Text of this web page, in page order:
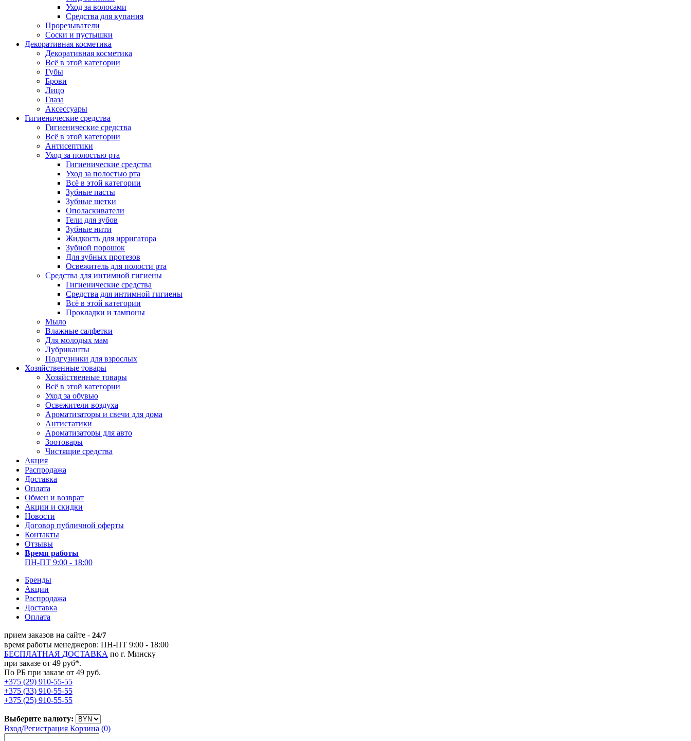
Уход за волосами
Средства для купания
Прорезыватели
Соски и пустышки
Декоративная косметика
Декоративная косметика
Всё в этой категории
Губы
Брови
Лицо
Глаза
Аксессуары
Гигиенические средства
Гигиенические средства
Всё в этой категории
Антисептики
Уход за полостью рта
Гигиенические средства
Уход за полостью рта
Всё в этой категории
Зубные пасты
Зубные щетки
Ополаскиватели
Гели для зубов
Зубные нити
Жидкость для ирригатора
Зубной порошок
Для зубных протезов
Освежитель для полости рта
Средства для интимной гигиены
Гигиенические средства
Средства для интимной гигиены
Всё в этой категории
Прокладки и тампоны
Мыло
Влажные салфетки
Для молодых мам
Лубриканты
Подгузники для взрослых
Хозяйственные товары
Хозяйственные товары
Всё в этой категории
Уход за обувью
Освежители воздуха
Ароматизаторы и свечи для дома
Антистатики
Ароматизаторы для авто
Зоотовары
Чистящие средства
Акция
Распродажа
Доставка
Оплата
Обмен и возврат
Акции и скидки
Новости
Договор публичной оферты
Контакты
Отзывы
Время работы
ПН-ПТ 9:00 - 18:00
Бренды
Акции
Распродажа
Доставка
Оплата
прием заказов на сайте - 24/7
время работы менеджеров: ПН-ПТ 9:00 - 18:00
БЕСПЛАТНАЯ ДОСТАВКА по г. Минску
при заказе от 49 руб*.
По РБ при заказе от 49 руб.
+375 (29) 910-55-55
+375 (33) 910-55-55
+375 (25) 910-55-55
Выберите валюту:
Вход/Регистрация Корзина (0)